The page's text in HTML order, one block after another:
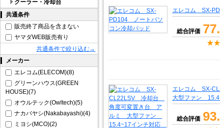
クーラー・冷却台
共通条件
販売終了商品を含まない
ヤマダWEB販売有り
共通条件で絞り込む→
メーカー
エレコム(ELECOM)(8)
グリーンハウス(GREEN
HOUSE)(7)
オウルテック(Owltech)(5)
ナカバヤシ(Nakabayashi)(4)
ミヨシ(MCO)(2)
エレコム SX-
総合評価
エレコム SX-
大型ファン
総合評価